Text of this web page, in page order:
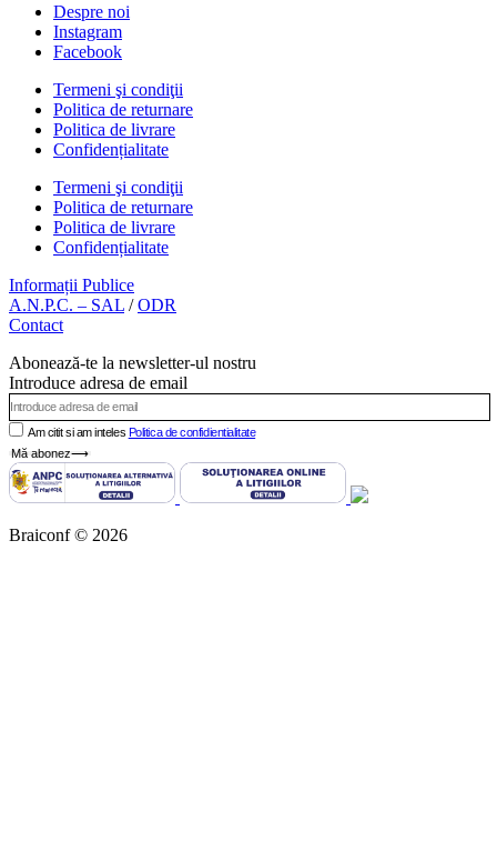
Despre noi
Instagram
Facebook
Termeni şi condiţii
Politica de returnare
Politica de livrare
Confidențialitate
Termeni şi condiţii
Politica de returnare
Politica de livrare
Confidențialitate
Informații Publice
A.N.P.C. – SAL /ODR
Contact
Abonează-te la newsletter-ul nostru
Introduce adresa de email
Am citit si am inteles Politica de confidientialitate
Mă abonez⟶
Braiconf © 2026